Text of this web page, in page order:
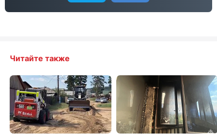
Читайте также